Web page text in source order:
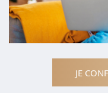
JE